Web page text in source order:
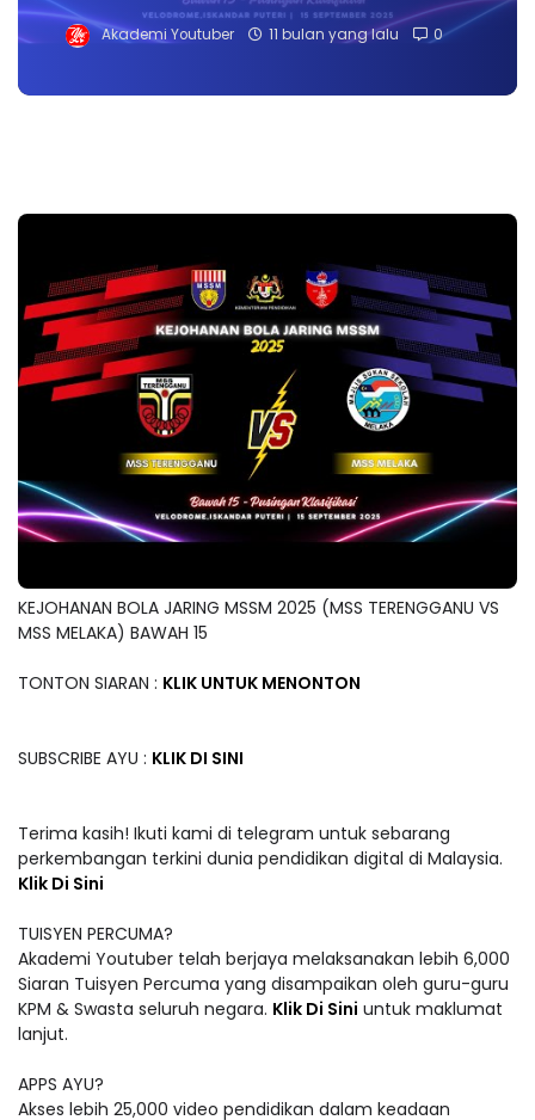
Akademi Youtuber 11 bulan yang lalu 0
KEJOHANAN BOLA JARING MSSM 2025 (MSS TERENGGANU VS
MSS MELAKA) BAWAH 15
TONTON SIARAN : KLIK UNTUK MENONTON
SUBSCRIBE AYU : KLIK DI SINI
Terima kasih! Ikuti kami di telegram untuk sebarang
perkembangan terkini dunia pendidikan digital di Malaysia.
Klik Di Sini
TUISYEN PERCUMA?
Akademi Youtuber telah berjaya melaksanakan lebih 6,000
Siaran Tuisyen Percuma yang disampaikan oleh guru-guru
KPM & Swasta seluruh negara. Klik Di Sini untuk maklumat
lanjut.
APPS AYU?
Akses lebih 25,000 video pendidikan dalam keadaan